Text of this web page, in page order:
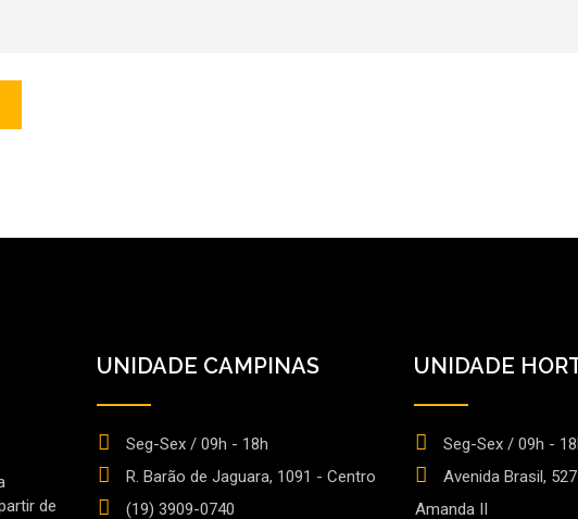
de
UNIDADE CAMPINAS
Seg-Sex / 09h - 18h
R. Barão de Jaguara, 1091 - Centro
(19) 3909-0740
UNIDADE
Seg-Sex / 09h -
Avenida Brasil,
Amanda II